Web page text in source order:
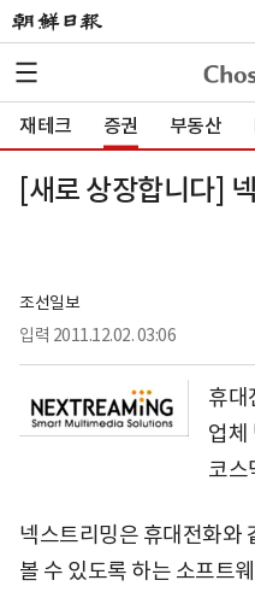
재테크 증권 부동산
[새로 상장합니다]
조선일보
입력 2011.12.02. 03:06
휴대
업체
코스
넥스트리밍은 휴대전화와
볼 수 있도록 하는 소프트